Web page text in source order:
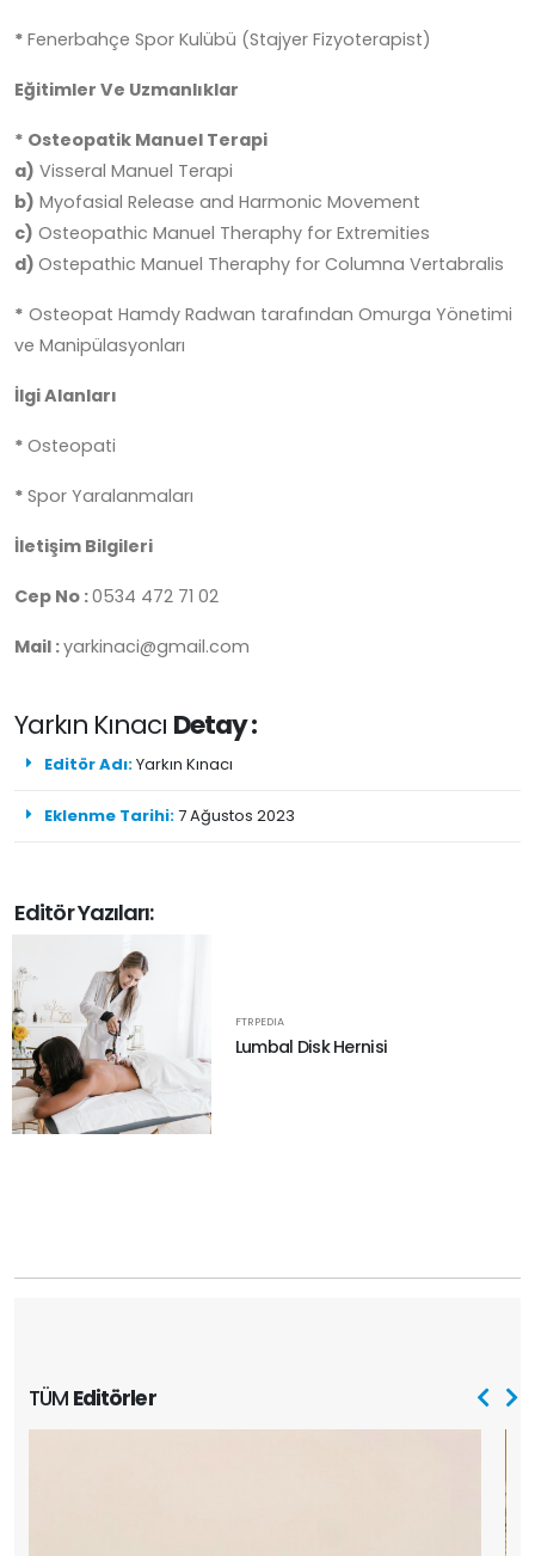
* Fenerbahçe Spor Kulübü (Stajyer Fizyoterapist)
Eğitimler Ve Uzmanlıklar
* Osteopatik Manuel Terapi
a) Visseral Manuel Terapi
b) Myofasial Release and Harmonic Movement
c) Osteopathic Manuel Theraphy for Extremities
d) Ostepathic Manuel Theraphy for Columna Vertabralis
* Osteopat Hamdy Radwan tarafından Omurga Yönetimi
ve Manipülasyonları
İlgi Alanları
* Osteopati
* Spor Yaralanmaları
İletişim Bilgileri
Cep No :0534 472 71 02
Mail :yarkinaci@gmail.com
Yarkın Kınacı Detay :
Editör Adı:Yarkın Kınacı
Eklenme Tarihi:7 Ağustos 2023
Editör Yazıları:
FTRPEDIA
Lumbal Disk Hernisi
TÜM Editörler